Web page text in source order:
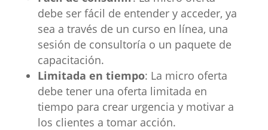
debe ser fácil de entender y acceder, ya
sea a través de un curso en línea, una
sesión de consultoría o un paquete de
capacitación.
Limitada en tiempo: La micro oferta
debe tener una oferta limitada en
tiempo para crear urgencia y motivar a
los clientes a tomar acción.